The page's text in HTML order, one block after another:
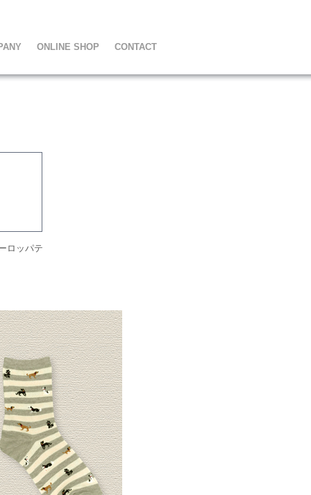
ONLINE SHOP CONTACT
ロッパテ